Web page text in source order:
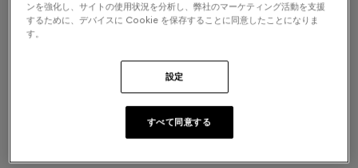
延長保証なし
カートに追加
2026年8月25日
ンを強化し、サイトの使用状況を分析し、弊社のマーケティング活動を支援
するために、デバイスに Cookie を保存することに同意したことになりま
す。
設定
すべて同意する